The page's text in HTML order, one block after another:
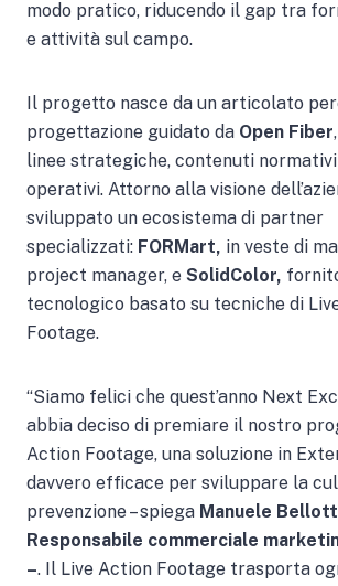
modo pratico, riducendo il gap tra
e attività sul campo.
Il progetto nasce da un articolato
progettazione guidato da Open Fiber
linee strategiche, contenuti
operativi. Attorno alla visione
sviluppato un ecosistema di partner
specializzati: FORMart, in veste di
project manager, e SolidColor,
tecnologico basato su tecniche di
Footage.
“Siamo felici che quest’anno Next
abbia deciso di premiare il nostro
Action Footage, una soluzione in
davvero efficace per sviluppare la
prevenzione – spiega Manuele
Responsabile commerciale
–. Il Live Action Footage trasporta